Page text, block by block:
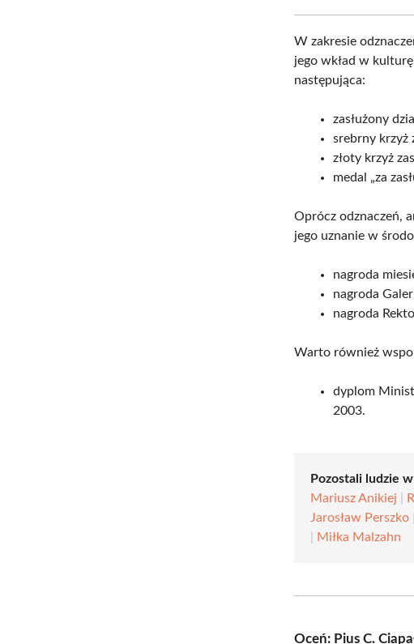
W zakresie
jego wkład w
następująca:
zasłużony
srebrny krzyż
złoty krzyż
medal „za
Oprócz odznaczeń,
jego uznanie w
nagroda
nagroda
nagroda
Warto również
dyplom
2003.
Pozostali ludzie
Mariusz Anikiej
Jarosław Perszko
Miłka Malzahn
Oceń: Pius C.